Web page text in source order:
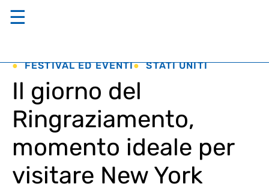
☰
FESTIVAL ED EVENTI STATI UNITI
Il giorno del
Ringraziamento,
momento ideale per
visitare New York